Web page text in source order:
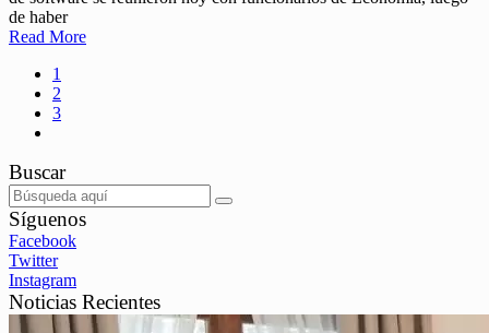
de haber
Read More
1
2
3
Buscar
Síguenos
Facebook
Twitter
Instagram
Noticias Recientes